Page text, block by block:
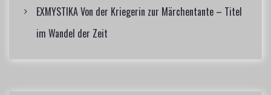
EXMYSTIKA Von der Kriegerin zur Märchentante – Titel
im Wandel der Zeit